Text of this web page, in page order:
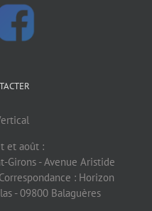
et août :
Girons - Avenue Aristide
: Horizon
- 09800 Balaguères